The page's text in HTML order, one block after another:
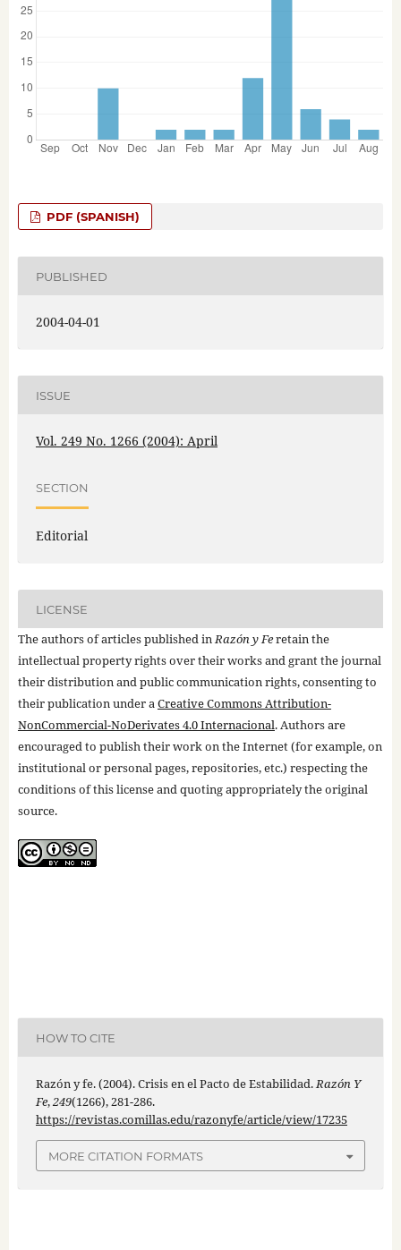
PDF (SPANISH)
PUBLISHED
2004-04-01
ISSUE
Vol. 249 No. 1266 (2004): April
SECTION
Editorial
LICENSE
The authors of articles published inRazón y Feretain the
intellectual property rights over their works and grant the journal
their distribution and public communication rights, consenting to
their publication under aCreative Commons Attribution-
NonCommercial-NoDerivates 4.0 Internacional. Authors are
encouraged to publish their work on the Internet (for example, on
institutional or personal pages, repositories, etc.) respecting the
conditions of this license and quoting appropriately the original
source.
HOW TO CITE
Razón y fe. (2004). Crisis en el Pacto de Estabilidad.Razón Y
Fe,249(1266), 281-286.
https://revistas.comillas.edu/razonyfe/article/view/17235
MORE CITATION FORMATS